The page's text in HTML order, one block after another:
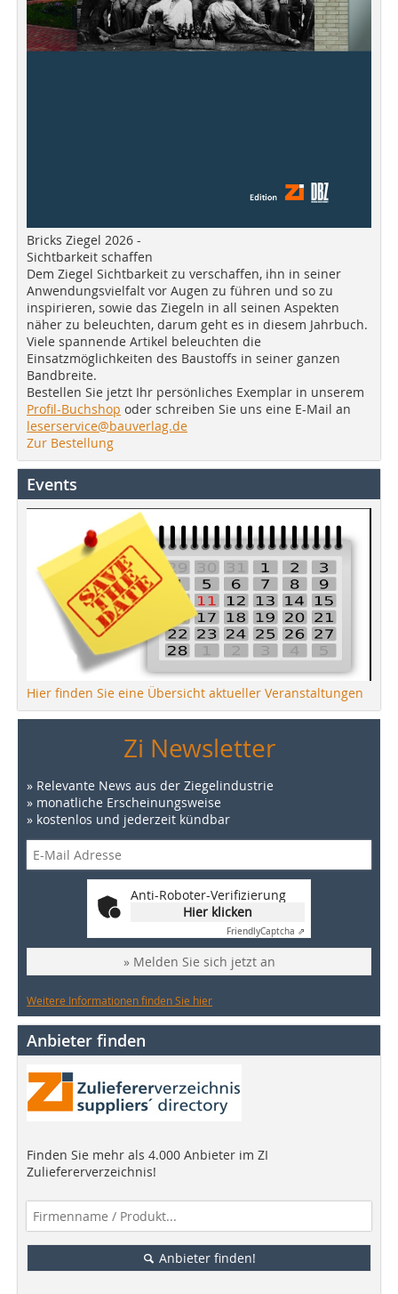
Bricks Ziegel 2026 -
Sichtbarkeit schaffen
Dem Ziegel Sichtbarkeit zu verschaffen, ihn in seiner
Anwendungsvielfalt vor Augen zu führen und so zu
inspirieren, sowie das Ziegeln in all seinen Aspekten
näher zu beleuchten, darum geht es in diesem Jahrbuch.
Viele spannende Artikel beleuchten die
Einsatzmöglichkeiten des Baustoffs in seiner ganzen
Bandbreite.
Bestellen Sie jetzt Ihr persönliches Exemplar in unserem
Profil-Buchshop oder schreiben Sie uns eine E-Mail an
leserservice@bauverlag.de
Zur Bestellung
Events
Hier finden Sie eine Übersicht aktueller Veranstaltungen
Zi Newsletter
» Relevante News aus der Ziegelindustrie
» monatliche Erscheinungsweise
» kostenlos und jederzeit kündbar
Anti-Roboter-Verifizierung
Hier klicken
FriendlyCaptcha ⇗
» Melden Sie sich jetzt an
Weitere Informationen finden Sie hier
Anbieter finden
Finden Sie mehr als 4.000 Anbieter im ZI
Zuliefererverzeichnis!
Anbieter finden!